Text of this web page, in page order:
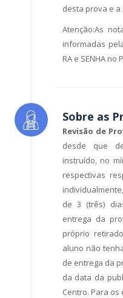
desta prova e
Atenção:As
informadas
RA e SENHA no
Sobre as
Revisão de
desde que
instruído, no
respectivas
de 3 (três)
entrega da
próprio
aluno não
de entrega da
da data da
Centro. Para